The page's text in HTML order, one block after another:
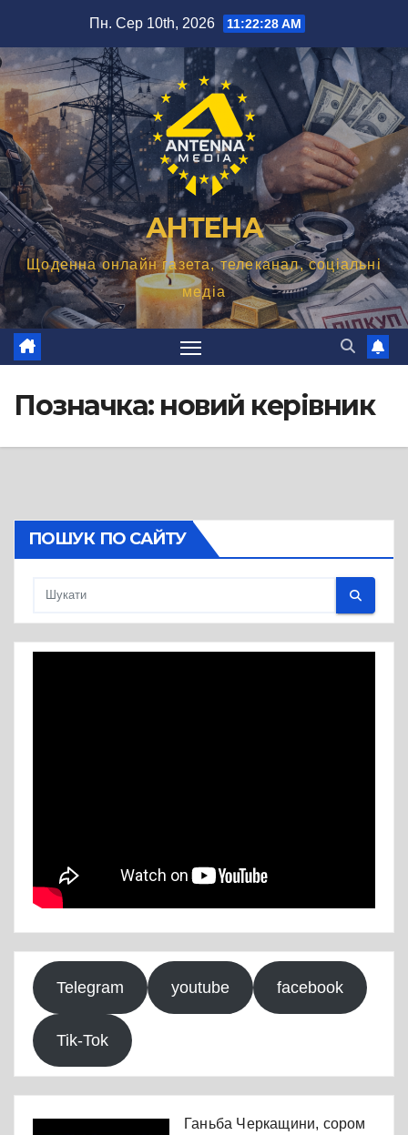
вмісту
Пн. Сер 10th, 2026 11:22:29 AM
АНТЕНА
Щоденна онлайн газета, телеканал, соціальні
медіа
Позначка: новий керівник
ПОШУК ПО САЙТУ
Telegram youtube facebook
Tik-Tok
Ганьба Черкащини, сором